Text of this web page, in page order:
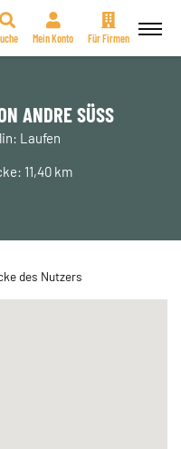
Mein Konto Für Firmen
ANDRE SÜSS
Laufen
11,40 km
des Nutzers